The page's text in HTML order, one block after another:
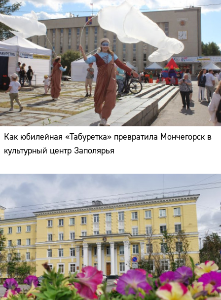
Как юбилейная «Табуретка» превратила Мончегорск в
культурный центр Заполярья